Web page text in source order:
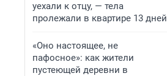
уехали к отцу, — тела
пролежали в квартире 13 дней
«Оно настоящее, не
пафосное»: как жители
пустеющей деревни в